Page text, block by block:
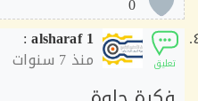
alsharaf 1
:
منذ7 سنوات